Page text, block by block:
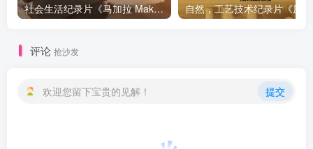
社会生活纪录片《马加拉 Makala》下载
评论 抢沙发
欢迎您留下宝贵的见解！ 提交